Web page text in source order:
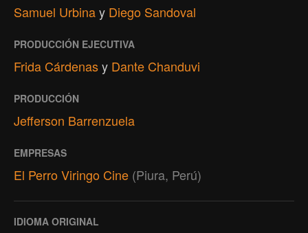
Samuel Urbinay Diego Sandoval
PRODUCCIÓN EJECUTIVA
Frida Cárdenasy Dante Chanduvi
PRODUCCIÓN
Jefferson Barrenzuela
EMPRESAS
El Perro Viringo Cine (Piura, Perú)
IDIOMA ORIGINAL